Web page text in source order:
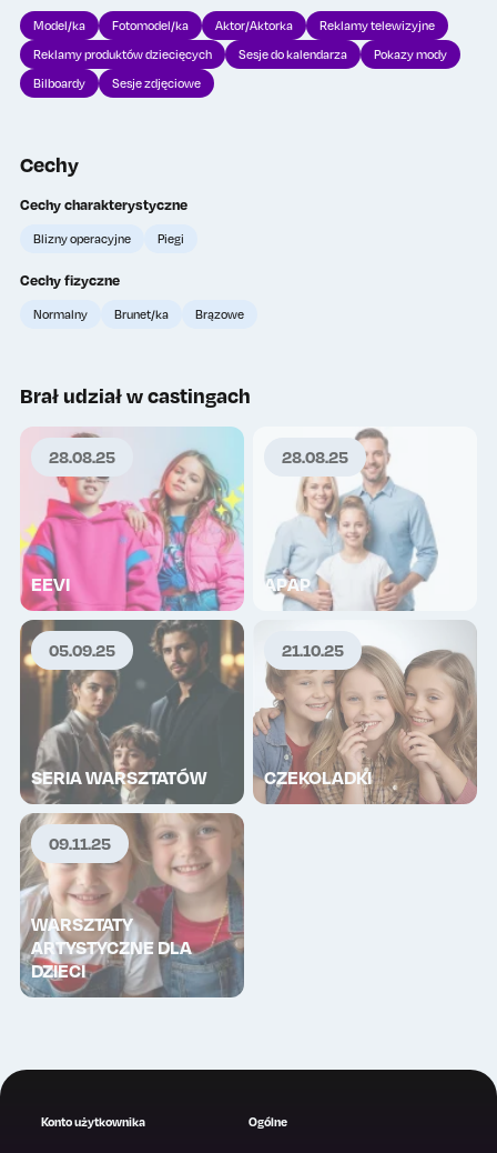
TOP
0 Wykup lajki
TOP
TOP
Wykup lajki Wykup lajki
Model/ka Fotomodel/ka Aktor/Aktorka
Reklamy telewizyjne
Reklamy produktów dziecięcych
Sesje do kalendarza
Pokazy mody
Bilboardy
Sesje zdjęciowe
Cechy
Cechy charakterystyczne
Blizny operacyjne Piegi
Cechy fizyczne
Normalny Brunet/ka Brązowe
Brał udział w castingach
28.08.25
EEVI
28.08.25
APAP
05.09.25
SERIA WARSZTATÓW
21.10.25
CZEKOLADKI
09.11.25
WARSZTATY
ARTYSTYCZNE DLA
DZIECI
Konto użytkownika Ogólne